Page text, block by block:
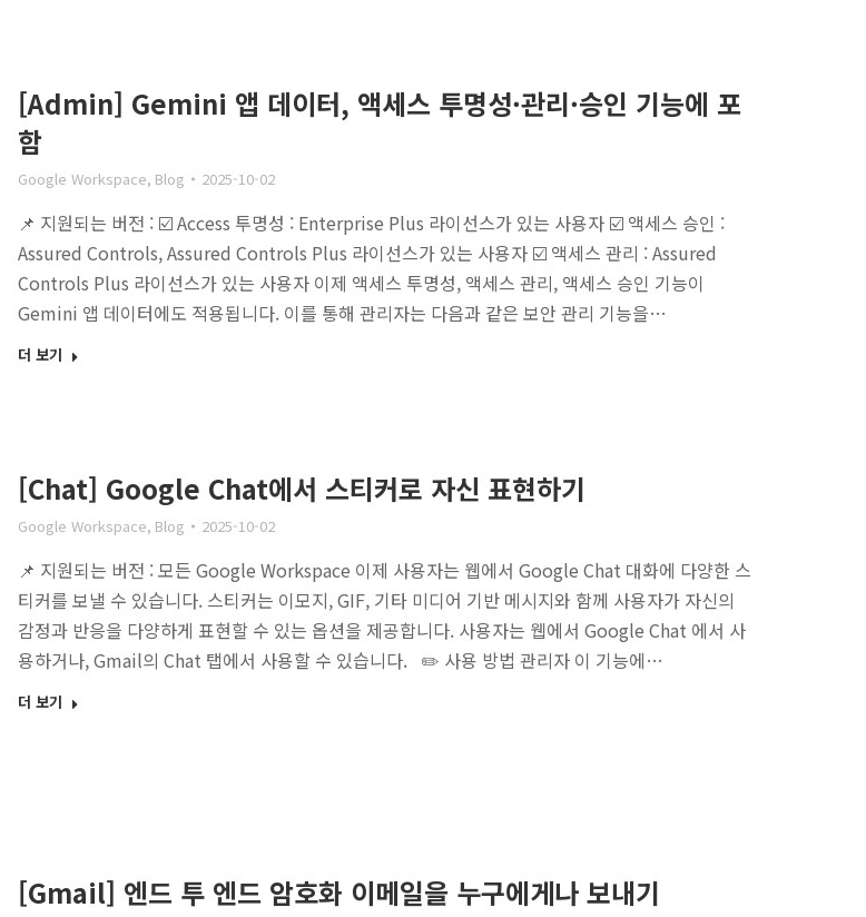
[Admin] Gemini 앱 데이터, 액세스 투명성·관리·승인 기능에 포
함
Google Workspace, Blog 2025-10-02
📌 지원되는 버전 : ☑️ Access 투명성 : Enterprise Plus 라이선스가 있는 사용자 ☑️ 액세스 승인 :
Assured Controls, Assured Controls Plus 라이선스가 있는 사용자 ☑️ 액세스 관리 : Assured
Controls Plus 라이선스가 있는 사용자 이제 액세스 투명성, 액세스 관리, 액세스 승인 기능이
Gemini 앱 데이터에도 적용됩니다. 이를 통해 관리자는 다음과 같은 보안 관리 기능을…
더 보기
[Chat] Google Chat에서 스티커로 자신 표현하기
Google Workspace, Blog 2025-10-02
📌 지원되는 버전 : 모든 Google Workspace 이제 사용자는 웹에서 Google Chat 대화에 다양한 스
티커를 보낼 수 있습니다. 스티커는 이모지, GIF, 기타 미디어 기반 메시지와 함께 사용자가 자신의
감정과 반응을 다양하게 표현할 수 있는 옵션을 제공합니다. 사용자는 웹에서 Google Chat 에서 사
용하거나, Gmail의 Chat 탭에서 사용할 수 있습니다. ✏️ 사용 방법 관리자 이 기능에…
더 보기
[Gmail] 엔드 투 엔드 암호화 이메일을 누구에게나 보내기